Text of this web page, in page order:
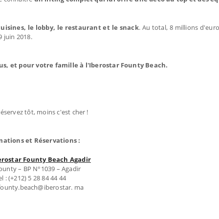
le lobby, le restaurant et le snack. Au total, 8 millions
juin 2018.
et pour votre famille à l'Iberostar Founty Beach.
tôt, moins c'est cher !
et Réservations :
Founty Beach Agadir
– BP N°1039 – Agadir
: (+212) 5 28 84 44 44
ma